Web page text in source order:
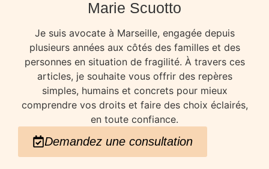
Marie Scuotto
Je suis avocate à Marseille, engagée depuis
plusieurs années aux côtés des familles et des
personnes en situation de fragilité. À travers ces
articles, je souhaite vous offrir des repères
simples, humains et concrets pour mieux
comprendre vos droits et faire des choix éclairés,
en toute confiance.
Demandez une consultation